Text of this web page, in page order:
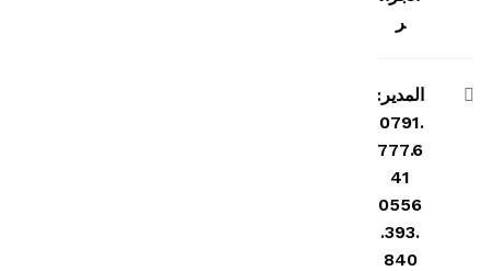
ر
المدير:
0791.
777.6
41
0556
.393.
840